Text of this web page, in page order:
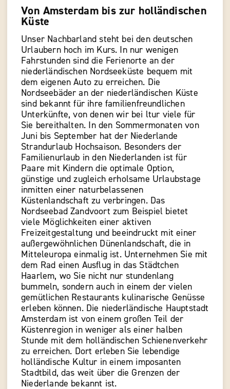
Von Amsterdam bis zur holländischen
Küste
Unser Nachbarland steht bei den deutschen
Urlaubern hoch im Kurs. In nur wenigen
Fahrstunden sind die Ferienorte an der
niederländischen Nordseeküste bequem mit
dem eigenen Auto zu erreichen. Die
Nordseebäder an der niederländischen Küste
sind bekannt für ihre familienfreundlichen
Unterkünfte, von denen wir bei ltur viele für
Sie bereithalten. In den Sommermonaten von
Juni bis September hat der Niederlande
Strandurlaub Hochsaison. Besonders der
Familienurlaub in den Niederlanden ist für
Paare mit Kindern die optimale Option,
günstige und zugleich erholsame Urlaubstage
inmitten einer naturbelassenen
Küstenlandschaft zu verbringen. Das
Nordseebad Zandvoort zum Beispiel bietet
viele Möglichkeiten einer aktiven
Freizeitgestaltung und beeindruckt mit einer
außergewöhnlichen Dünenlandschaft, die in
Mitteleuropa einmalig ist. Unternehmen Sie mit
dem Rad einen Ausflug in das Städtchen
Haarlem, wo Sie nicht nur stundenlang
bummeln, sondern auch in einem der vielen
gemütlichen Restaurants kulinarische Genüsse
erleben können. Die niederländische Hauptstadt
Amsterdam ist von einem großen Teil der
Küstenregion in weniger als einer halben
Stunde mit dem holländischen Schienenverkehr
zu erreichen. Dort erleben Sie lebendige
holländische Kultur in einem imposanten
Stadtbild, das weit über die Grenzen der
Niederlande bekannt ist.